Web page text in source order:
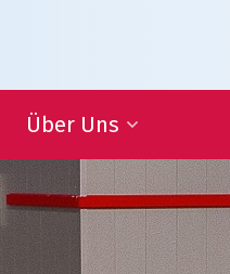
Über Uns
Geschäftsführung und
Management
Logistik-
Unsere Mitarbeiter